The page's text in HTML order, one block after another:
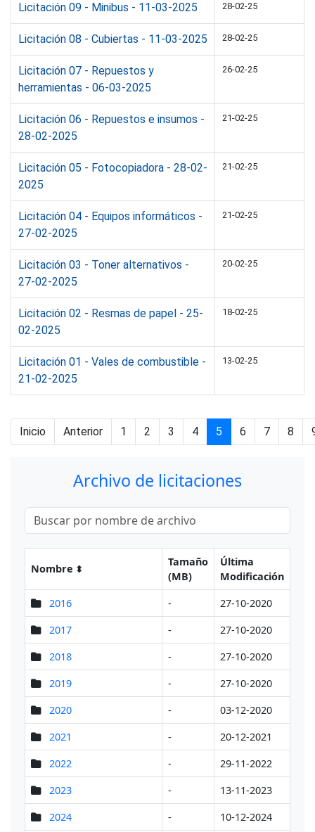
Licitación 09 - Minibus - 11-03-2025 28-02-25
Licitación 08 - Cubiertas - 11-03-2025 28-02-25
Licitación 07 - Repuestos y
herramientas - 06-03-2025
26-02-25
Licitación 06 - Repuestos e insumos -
28-02-2025
21-02-25
Licitación 05 - Fotocopiadora - 28-02-
2025
21-02-25
Licitación 04 - Equipos informáticos -
27-02-2025
21-02-25
Licitación 03 - Toner alternativos -
27-02-2025
20-02-25
Licitación 02 - Resmas de papel - 25-
02-2025
18-02-25
Licitación 01 - Vales de combustible -
21-02-2025
13-02-25
Inicio Anterior 1 2 3 4 5 6 7 8